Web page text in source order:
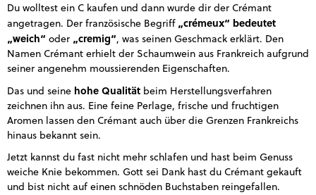
Du wolltest ein C kaufen und dann wurde dir der Crémant
angetragen. Der französische Begriff „crémeux“ bedeutet
„weich“ oder „cremig“, was seinen Geschmack erklärt. Den
Namen Crémant erhielt der Schaumwein aus Frankreich aufgrund
seiner angenehm moussierenden Eigenschaften.
Das und seine hohe Qualität beim Herstellungsverfahren
zeichnen ihn aus. Eine feine Perlage, frische und fruchtigen
Aromen lassen den Crémant auch über die Grenzen Frankreichs
hinaus bekannt sein.
Jetzt kannst du fast nicht mehr schlafen und hast beim Genuss
weiche Knie bekommen. Gott sei Dank hast du Crémant gekauft
und bist nicht auf einen schnöden Buchstaben reingefallen.